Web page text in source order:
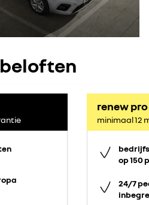
renew pro
minimaal 12
op 150
24/7